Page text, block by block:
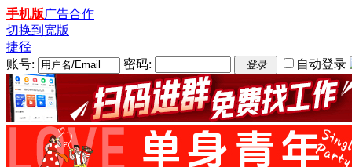
手机版广告合作
切换到宽版
捷径
账号:
密码: 登录 自动登录